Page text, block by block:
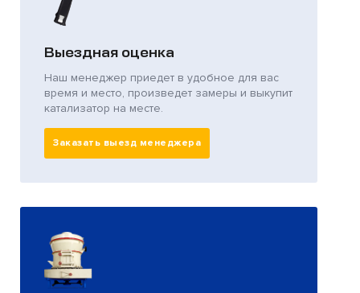
Выездная оценка
Наш менеджер приедет в удобное для вас
время и место, произведет замеры и выкупит
катализатор на месте.
Заказать выезд менеджера